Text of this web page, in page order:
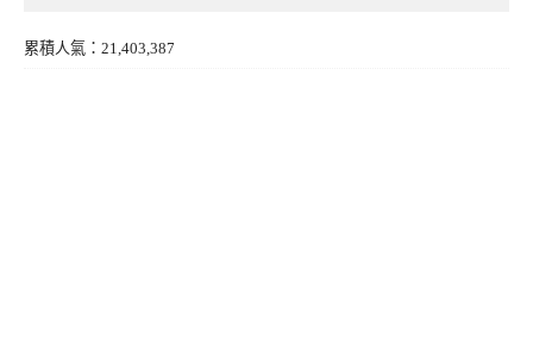
累積人氣：21,403,387